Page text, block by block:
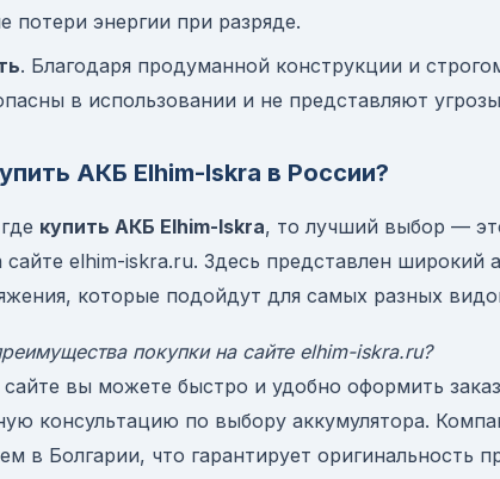
потери энергии при разряде.
. Благодаря продуманной конструкции и
в использовании и не представляют
АКБ Elhim-Iskra в России?
купить АКБ Elhim-Iskra, то лучший выбор —
сайте elhim-iskra.ru. Здесь представлен широкий
которые подойдут для самых разных
покупки на сайте elhim-iskra.ru?
вы можете быстро и удобно оформить
консультацию по выбору аккумулятора.
в Болгарии, что гарантирует оригинальность